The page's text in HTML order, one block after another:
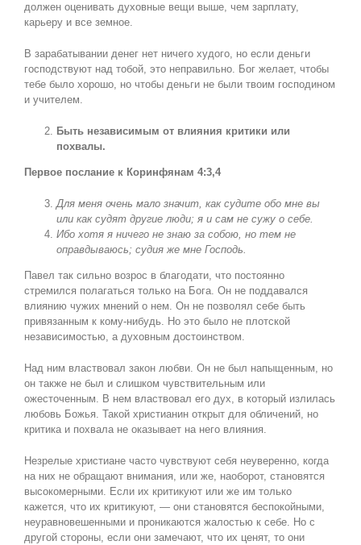
должен оценивать духовные вещи выше, чем зарплату,
карьеру и все земное.
В зарабатывании денег нет ничего худого, но если деньги
господствуют над тобой, это неправильно. Бог желает, чтобы
тебе было хорошо, но чтобы деньги не были твоим господином
и учителем.
Быть независимым от влияния критики или
похвалы.
Первое послание к Коринфянам 4:3,4
Для меня очень мало значит, как судите обо мне вы
или как судят другие люди; я и сам не сужу о себе.
Ибо хотя я ничего не знаю за собою, но тем не
оправдываюсь; судия же мне Господь.
Павел так сильно возрос в благодати, что постоянно
стремился полагаться только на Бога. Он не поддавался
влиянию чужих мнений о нем. Он не позволял себе быть
привязанным к кому-нибудь. Но это было не плотской
независимостью, а духовным достоинством.
Над ним властвовал закон любви. Он не был напыщенным, но
он также не был и слишком чувствительным или
ожесточенным. В нем властвовал его дух, в который излилась
любовь Божья. Такой христианин открыт для обличений, но
критика и похвала не оказывает на него влияния.
Незрелые христиане часто чувствуют себя неуверенно, когда
на них не обращают внимания, или же, наоборот, становятся
высокомерными. Если их критикуют или же им только
кажется, что их критикуют, — они становятся беспокойными,
неуравновешенными и проникаются жалостью к себе. Но с
другой стороны, если они замечают, что их ценят, то они